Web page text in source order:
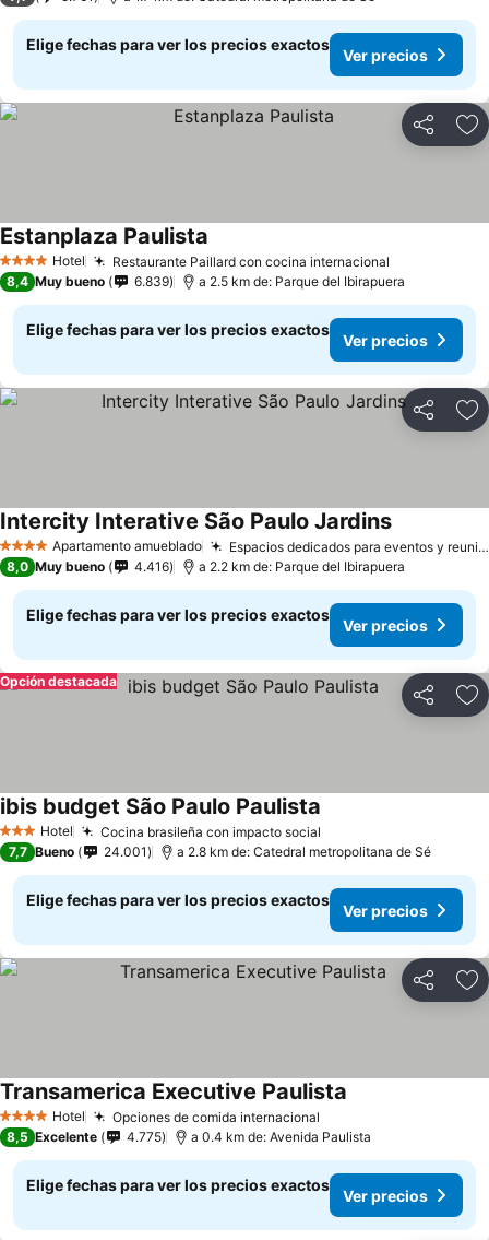
Elige fechas para ver los precios exactos
Ver precios
Compartir
4 EstrellasHotel Restaurante Paillard con cocina internacional
Estanplaza Paulista
8,4 Muy bueno 6.839 a 2.5 km de: Parque del Ibirapuera
Elige fechas para ver los precios exactos
Ver precios
Compartir
4 EstrellasApartamento amueblado Espacios dedicados para eventos y reuniones
Intercity Interative São Paulo Jardins
8,0 Muy bueno 4.416 a 2.2 km de: Parque del Ibirapuera
Elige fechas para ver los precios exactos
Ver precios
Compartir
Opción destacada
3 Estrellas
Hotel Cocina brasileña con impacto social
ibis budget São Paulo Paulista
7,7 Bueno 24.001 a 2.8 km de: Catedral metropolitana de Sé
Elige fechas para ver los precios exactos
Ver precios
Compartir
4 EstrellasHotel Opciones de comida internacional
Transamerica Executive Paulista
8,5 Excelente 4.775 a 0.4 km de: Avenida Paulista
Elige fechas para ver los precios exactos
Ver precios